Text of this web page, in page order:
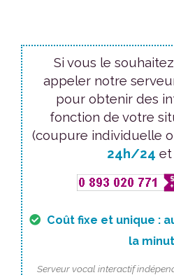
Si vous le
appeler notre
pour obtenir des
fonction de votre
(coupure individuelle
24h/24 et
Coût fixe et unique :
la
Serveur vocal interactif